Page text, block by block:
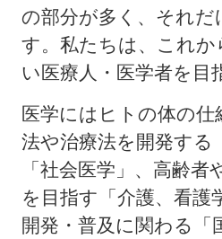
の部分が多く、それ
す。私たちは、これか
い医療人・医学者を
医学にはヒトの体の
法や治療法を開発する
「社会医学」、高齢
を目指す「介護、看護
開発・普及に関わる